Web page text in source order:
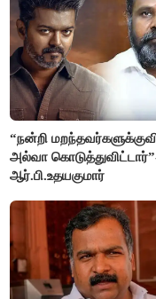
“நன்றி
அல்வா
ஆர்.பி.உதயகுமார்